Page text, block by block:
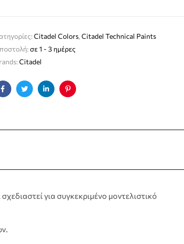
Citadel Colors, Citadel Technical Paints
σε 1 - 3 ημέρες
Citadel
FacebookTwitterLinkedinPinterest
για συγκεκριμένο μοντελιστικό